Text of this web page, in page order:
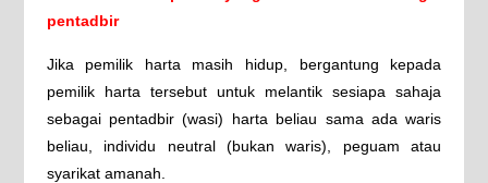
pentadbir
Jika pemilik harta masih hidup, bergantung kepada
pemilik harta tersebut untuk melantik sesiapa sahaja
sebagai pentadbir (wasi) harta beliau sama ada waris
beliau, individu neutral (bukan waris), peguam atau
syarikat amanah.